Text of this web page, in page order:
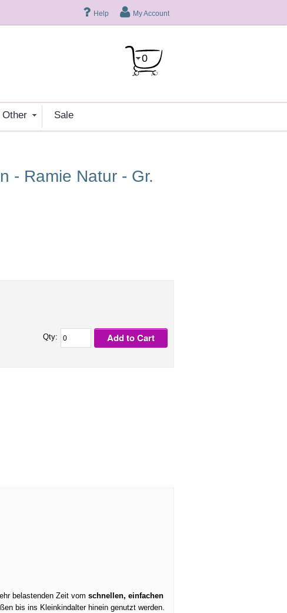
Help My Account
0
other sale
Qty: Add to Cart
belastenden Zeit vom schnellen, einfachen
bis ins Kleinkindalter hinein genutzt werden.